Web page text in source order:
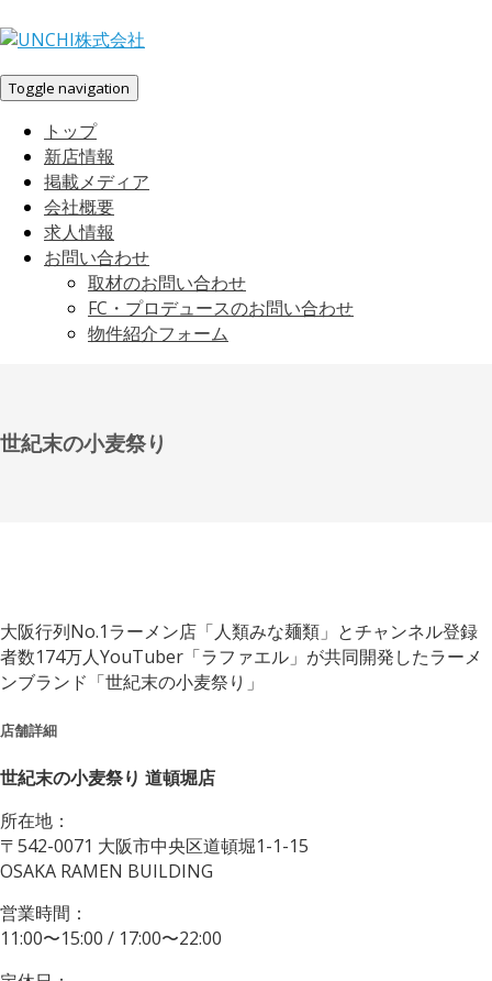
Toggle navigation
トップ
新店情報
掲載メディア
会社概要
求人情報
お問い合わせ
取材のお問い合わせ
FC・プロデュースのお問い合わせ
物件紹介フォーム
世紀末の小麦祭り
大阪行列No.1ラーメン店「人類みな麺類」とチャンネル登録
者数174万人YouTuber「ラファエル」が共同開発したラーメ
ンブランド「世紀末の小麦祭り」
店舗詳細
世紀末の小麦祭り 道頓堀店
所在地：
〒542-0071 大阪市中央区道頓堀1-1-15
OSAKA RAMEN BUILDING
営業時間：
11:00〜15:00 / 17:00〜22:00